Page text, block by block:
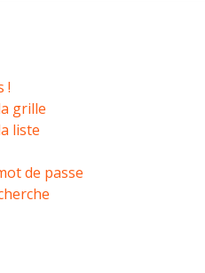
!
grille
liste
de passe